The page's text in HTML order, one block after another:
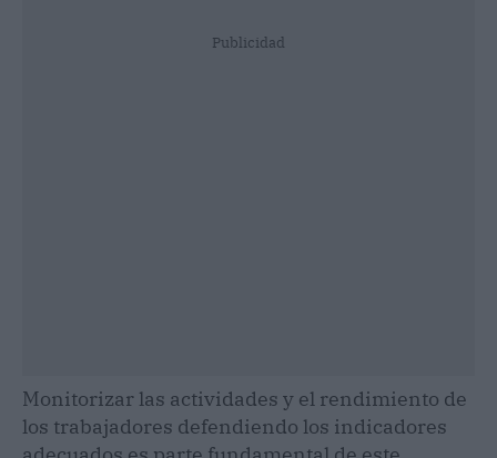
Publicidad
Monitorizar las actividades y el rendimiento de
los trabajadores defendiendo los indicadores